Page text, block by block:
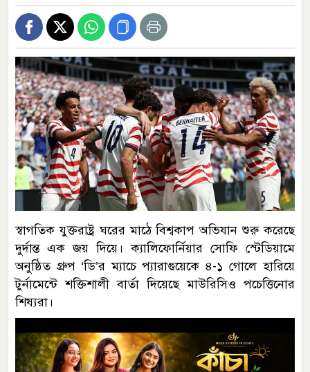
স্বাগতিক যুক্তরাষ্ট্র ঘরের মাঠে বিশ্বকাপ অভিযান শুরু করেছে
দুর্দান্ত এক জয় দিয়ে। ক্যালিফোর্নিয়ার সোফি স্টেডিয়ামে
অনুষ্ঠিত গ্রুপ ‘ডি’র ম্যাচে প্যারাগুয়েকে ৪-১ গোলে হারিয়ে
টুর্নামেন্টে শক্তিশালী বার্তা দিয়েছে মাউরিসিও পচেত্তিনোর
শিষ্যরা।